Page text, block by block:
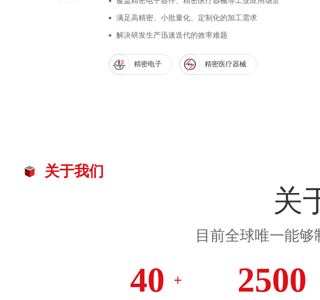
满足高精密、小批量化、定制化的加工需求
解决研发生产迅速迭代的效率难题
精密电子 精密医疗器械
关于我们
关
目前全球唯一能
40 + 2500